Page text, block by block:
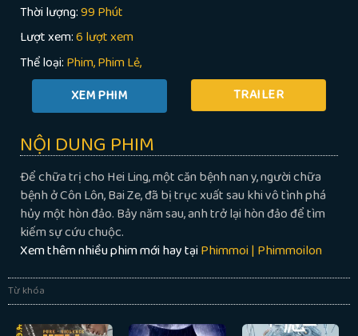
Thời lượng:99 Phút
Lượt xem:6 lượt xem
Thể loại: Phim Phim Lẻ
TRAILER
NỘI DUNG PHIM
Để chữa trị cho Hei Ling, một căn bệnh nan y, người chữa
bệnh ở Côn Lôn, Bai Ze, đã bị trục xuất sau khi vô tình phá
hủy một hòn đảo. Bảy năm sau, anh trở lại hòn đảo để tìm
kiếm sự cứu chuộc.
Xem thêm nhiều phim mới hay tạiPhimmoi | Phimmoilon
Từ khóa